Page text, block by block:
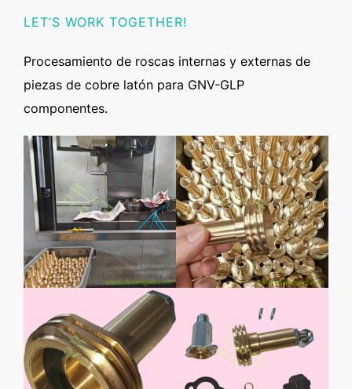
LET’S WORK TOGETHER!
Procesamiento de roscas internas y externas de
piezas de cobre latón para GNV-GLP
componentes.